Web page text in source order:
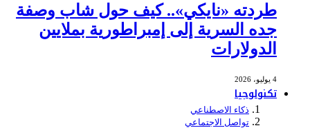
طردته «نايكي».. كيف حول شاب وصفة
جده السرية إلى إمبراطورية بملايين
الدولارات
4 يوليو، 2026
تكنولوجيا
ذكاء الاصطناعي
تواصل الاجتماعي